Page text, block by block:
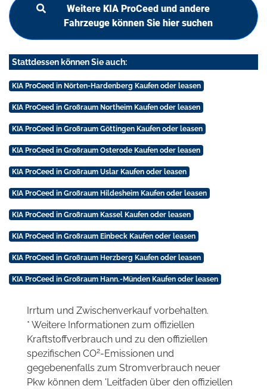
Weitere KIA ProCeed und andere
Fahrzeuge können Sie hier suchen
Stattdessen können Sie auch:
KIA ProCeed in Nörten-Hardenberg Kaufen oder leasen
KIA ProCeed in Großraum Northeim Kaufen oder leasen
KIA ProCeed in Großraum Göttingen Kaufen oder leasen
KIA ProCeed in Großraum Osterode Kaufen oder leasen
KIA ProCeed in Großraum Uslar Kaufen oder leasen
KIA ProCeed in Großraum Hildesheim Kaufen oder leasen
KIA ProCeed in Großraum Kassel Kaufen oder leasen
KIA ProCeed in Großraum Einbeck Kaufen oder leasen
KIA ProCeed in Großraum Herzberg Kaufen oder leasen
KIA ProCeed in Großraum Hann.-Münden Kaufen oder leasen
Irrtum und Zwischenverkauf vorbehalten.
* Weitere Informationen zum offiziellen
Kraftstoffverbrauch und zu den offiziellen
spezifischen CO2-Emissionen und
gegebenenfalls zum Stromverbrauch neuer
Pkw können dem 'Leitfaden über den offiziellen